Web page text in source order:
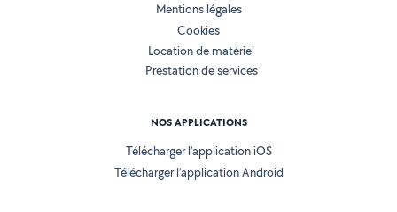
Mentions légales
Cookies
Location de matériel
Prestation de services
NOS APPLICATIONS
Télécharger l’application iOS
Télécharger l’application Android